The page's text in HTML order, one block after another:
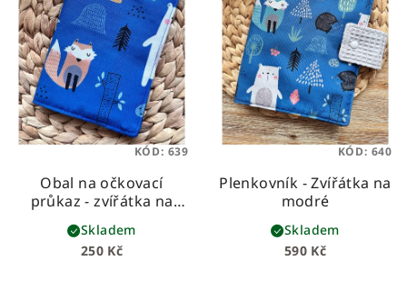
Obal na očkovací
průkaz - zvířátka na
250 Kč
Skladem
KÓD: 639
Plenkovník - Zvířátka na
modré
590 Kč
Skladem
KÓD: 640